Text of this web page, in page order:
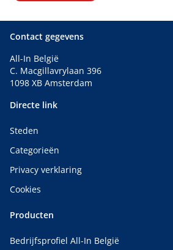
Contact gegevens
All-In België
C. Macgillavrylaan 396
1098 XB Amsterdam
Directe link
Steden
Categorieën
Privacy verklaring
Cookies
Producten
Bedrijfsprofiel All-In België